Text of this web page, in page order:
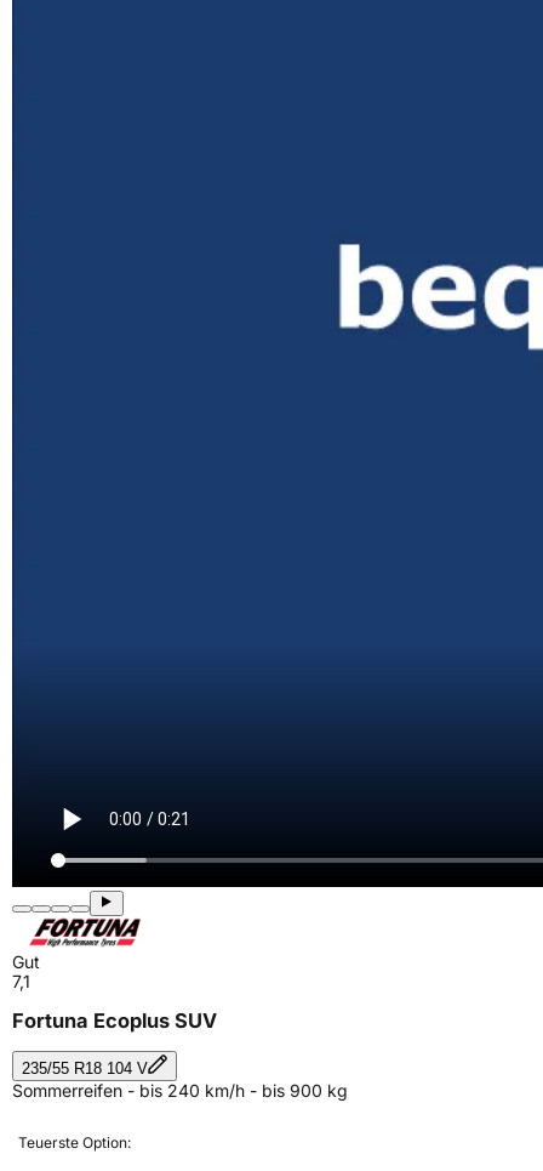
Gut
7,1
Fortuna Ecoplus SUV
235/55 R18 104 V
Sommerreifen - bis 240 km/h - bis 900 kg
Teuerste Option: